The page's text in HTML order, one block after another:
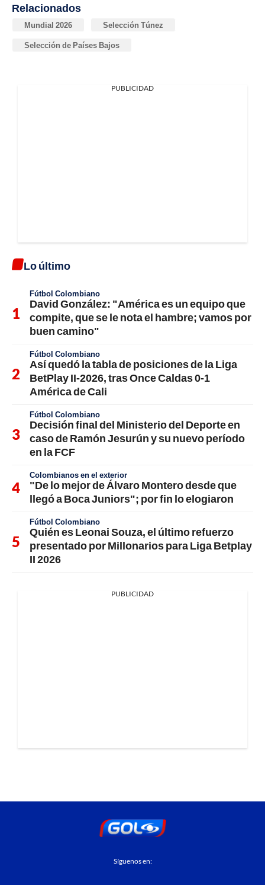
Relacionados
Mundial 2026 Selección Túnez
Selección de Países Bajos
PUBLICIDAD
Lo último
Fútbol Colombiano
David González: "América es un equipo que
compite, que se le nota el hambre; vamos por
buen camino"
Fútbol Colombiano
Así quedó la tabla de posiciones de la Liga
BetPlay II-2026, tras Once Caldas 0-1
América de Cali
Fútbol Colombiano
Decisión final del Ministerio del Deporte en
caso de Ramón Jesurún y su nuevo período
en la FCF
Colombianos en el exterior
"De lo mejor de Álvaro Montero desde que
llegó a Boca Juniors"; por fin lo elogiaron
Fútbol Colombiano
Quién es Leonai Souza, el último refuerzo
presentado por Millonarios para Liga Betplay
II 2026
PUBLICIDAD
Síguenos en: